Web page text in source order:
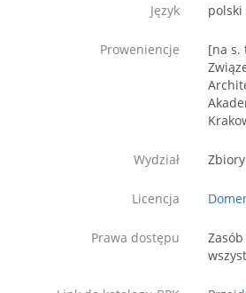
Język polski
Proweniencje
[na s.
Wydział
Licencja
Prawa dostępu